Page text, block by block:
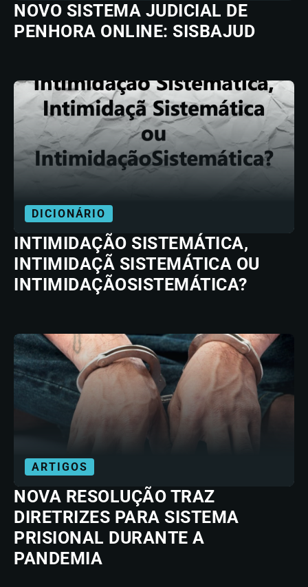
NOVO SISTEMA JUDICIAL DE
PENHORA ONLINE: SISBAJUD
DICIONÁRIO
INTIMIDAÇÃO SISTEMÁTICA,
INTIMIDAÇÃ SISTEMÁTICA OU
INTIMIDAÇÃOSISTEMÁTICA?
ARTIGOS
NOVA RESOLUÇÃO TRAZ
DIRETRIZES PARA SISTEMA
PRISIONAL DURANTE A
PANDEMIA